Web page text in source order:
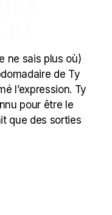
ne sais plus où)
de Ty
l’expression. Ty
pour être le
que des sorties